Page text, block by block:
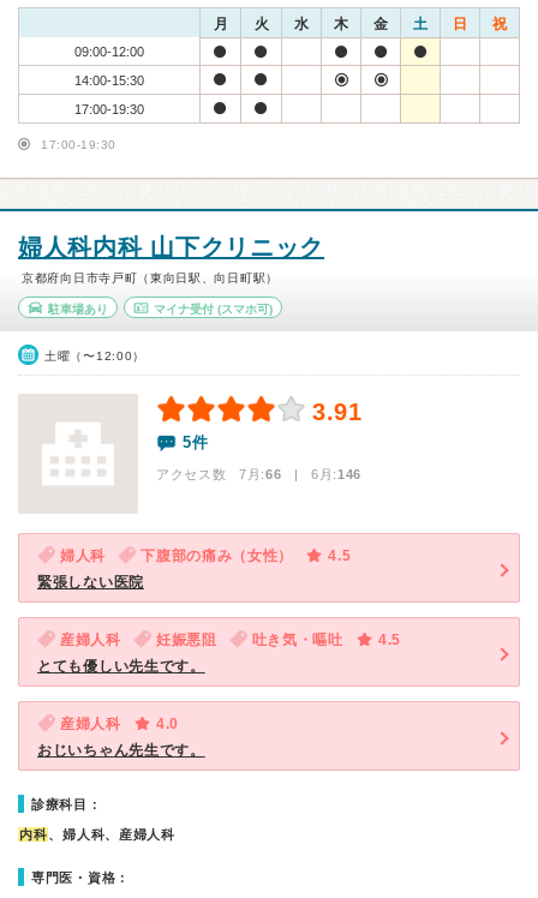
月 火 水 木 金 土 日 祝
09:00-12:00
14:00-15:30
17:00-19:30
17:00-19:30
婦人科内科 山下クリニック
京都府向日市寺戸町（東向日駅、向日町駅）
駐車場あり マイナ受付(スマホ可)
土曜（〜12:00）
3.91
5件
アクセス数 7月:66 | 6月:146
婦人科 下腹部の痛み（女性）
4.5
緊張しない医院
産婦人科 妊娠悪阻 吐き気・嘔吐
4.5
とても優しい先生です。
産婦人科
4.0
おじいちゃん先生です。
診療科目：
内科、婦人科、産婦人科
専門医・資格：